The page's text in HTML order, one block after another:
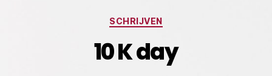
Categorieën
SCHRIJVEN
10 K day